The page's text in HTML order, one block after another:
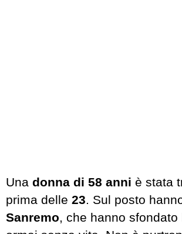
Una donna di 58 anni è stata
prima delle 23. Sul posto
Sanremo, che hanno